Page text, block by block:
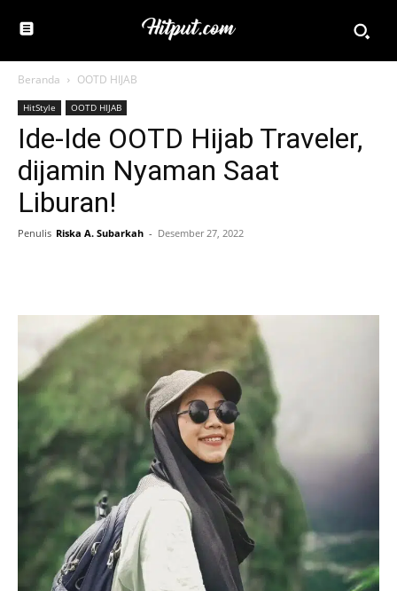
Beranda OOTD HIJAB
HitStyle OOTD HIJAB
Ide-Ide OOTD Hijab Traveler,
dijamin Nyaman Saat
Liburan!
Penulis Riska A. Subarkah - Desember 27, 2022